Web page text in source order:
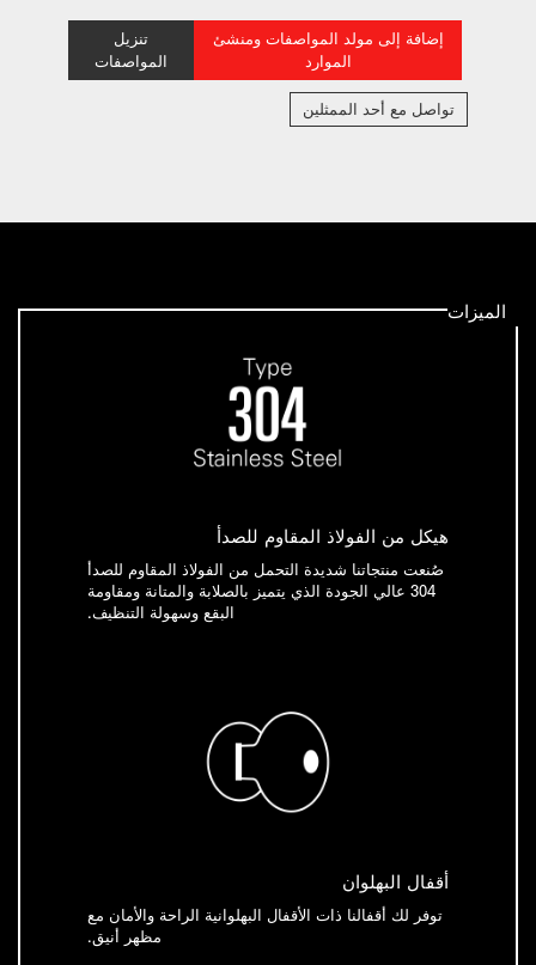
إضافة إلى مولد المواصفات ومنشئ
الموارد
تنزيل
المواصفات
تواصل مع أحد الممثلين
الميزات
هيكل من الفولاذ المقاوم للصدأ
صُنعت منتجاتنا شديدة التحمل من الفولاذ المقاوم للصدأ
304 عالي الجودة الذي يتميز بالصلابة والمتانة ومقاومة
البقع وسهولة التنظيف.
أقفال البهلوان
توفر لك أقفالنا ذات الأقفال البهلوانية الراحة والأمان مع
مظهر أنيق.